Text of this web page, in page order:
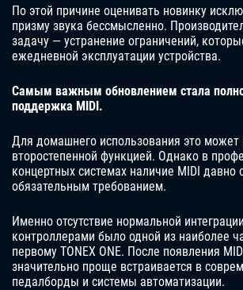
По этой причине оценивать новинку
призму звука бессмысленно.
задачу — устранение ограничений,
ежедневной эксплуатации устройства.
Самым важным обновлением стала
поддержка MIDI.
Для домашнего использования это может
второстепенной функцией. Однако в
концертных системах наличие MIDI давно
обязательным требованием.
Именно отсутствие нормальной
контроллерами было одной из наиболее
первому TONEX ONE. После появления
значительно проще встраивается в
педалборды и системы автоматизации.